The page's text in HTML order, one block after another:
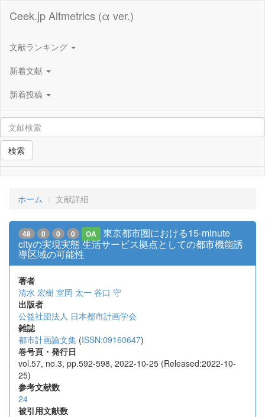
Ceek.jp Altmetrics (α ver.)
文献ランキング
新着文献
新着投稿
検索
ホーム 文献詳細
48 0 0 0 OA
東京都市圏における15-minute
cityの実現実態 生活サービス拠点としての都市機能誘
導区域の可能性
著者
清水 宏樹 室岡 太一 谷口 守
出版者
公益社団法人 日本都市計画学会
雑誌
都市計画論文集 (ISSN:09160647)
巻号頁・発行日
vol.57, no.3, pp.592-598, 2022-10-25 (Released:2022-10-
25)
参考文献数
24
被引用文献数